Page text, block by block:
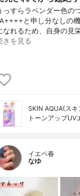
っすらラベンダー色の
と申し分なしの
なれるため、自身の見
きを見る
SKIN AQUA(スキ
トーンアップUV
イエベ春
なゆ